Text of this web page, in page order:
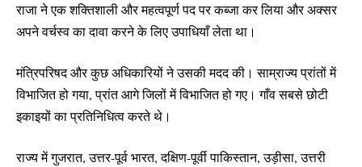
राजा ने एक शक्तिशाली और महत्वपूर्ण पद पर कब्जा कर लिया और अक्सर
अपने वर्चस्व का दावा करने के लिए उपाधियाँ लेता था।
मंत्रिपरिषद और कुछ अधिकारियों ने उसकी मदद की। साम्राज्य प्रांतों में
विभाजित हो गया, प्रांत आगे जिलों में विभाजित हो गए। गाँव सबसे छोटी
इकाइयों का प्रतिनिधित्व करते थे।
राज्य में गुजरात, उत्तर-पूर्व भारत, दक्षिण-पूर्वी पाकिस्तान, उड़ीसा, उत्तरी